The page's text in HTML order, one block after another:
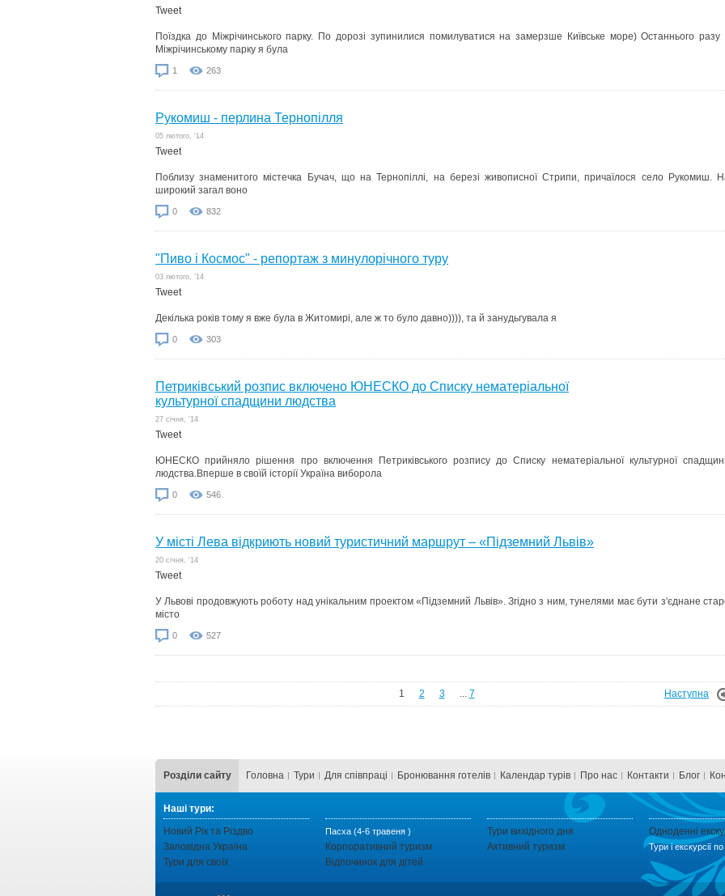
Tweet
Поїздка до Міжрічинського парку. По дорозі зупинилися помилуватися на замерзше Київське море) Останнього разу
Міжрічинському парку я була
1 263
Рукомиш - перлина Тернопілля
05 лютого, '14
Tweet
Поблизу знаменитого містечка Бучач, що на Тернопіллі, на березі живописної Стрипи, причаїлося село Рукомиш.
широкий загал воно
0 832
"Пиво і Космос" - репортаж з минулорічного туру
03 лютого, '14
Tweet
Декілька років тому я вже була в Житомирі, але ж то було давно)))), та й занудьгувала я
0 303
Петриківський розпис включено ЮНЕСКО до Списку нематеріальної
культурної спадщини людства
27 cічня, '14
Tweet
ЮНЕСКО прийняло рішення про включення Петриківського розпису до Списку нематеріальної культурної
людства.Вперше в своїй історії Україна виборола
0 546
У місті Лева відкриють новий туристичний маршрут – «Підземний Львів»
20 cічня, '14
Tweet
У Львові продовжують роботу над унікальним проектом «Підземний Львів». Згідно з ним, тунелями має бути з'єднане
місто
0 527
1 2 3 ... 7 Наступна
Розділи сайту Головна Тури Для cпівпраці Бронювання готелів Календар турів Про нас Контакти Блог
Наші тури:
Новий Рік та Різдво
Заповідна Україна
Тури для своїх
Пасха (4-6 травеня )
Корпоративний туризм
Відпочинок для дітей
Тури вихідного дня
Активний туризм
Одноденні
Тури і екскурсії